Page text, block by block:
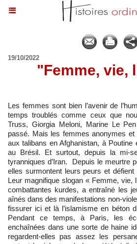
19/10/2022
"Femme, vie,
Les femmes sont bien l’avenir de l’humanité. Surtout dans les
temps troublés comme ceux que
Truss, Giorgia Meloni, Marine Le
passé. Mais les femmes anonymes
aux talibans en Afghanistan, à Poutine
au Brésil. Et surtout, depuis la mi-
tyranniques d’Iran. Depuis le meurtre
elles surmontent leurs peurs et
Leur magnifique slogan « Femme, vie,
combattantes kurdes, a entraîné les
aînés dans des manifestations non-
fissurer ici et là l’islamisme en béton
Pendant ce temps, à Paris, les
enchaînées dans une sorte de haine
regardent-elles pas assez les